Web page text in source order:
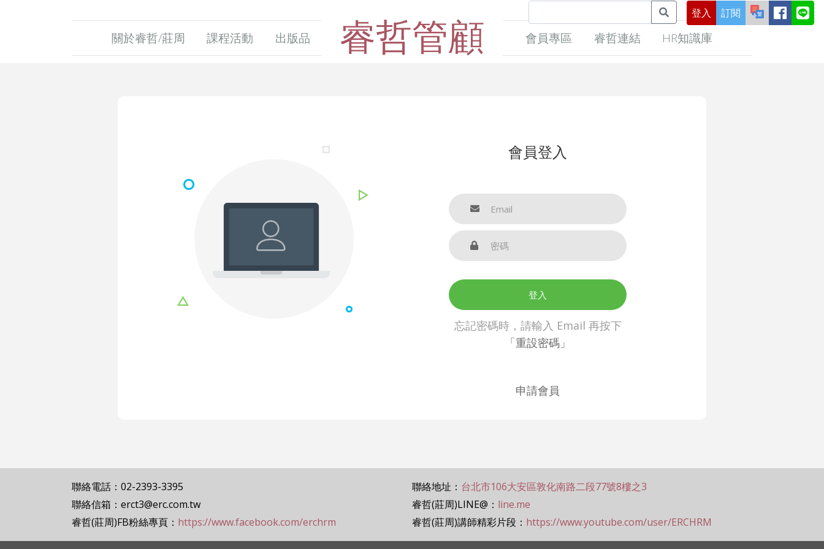
訂閱
登入
睿哲管顧
關於睿哲/莊周 課程活動 出版品 會員專區 睿哲連結 HR知識庫
會員登入
登入
忘記密碼時，請輸入 Email 再按下
「重設密碼」
申請會員
聯絡電話：02-2393-3395 聯絡地址： 台北市106大安區敦化南路二段77號8樓之3
聯絡信箱：erct3@erc.com.tw
睿哲(莊周)LINE@： line.me
睿哲(莊周)FB粉絲專頁： https://www.facebook.com/erchrm 睿哲(莊周)講師精彩片段： https://www.youtube.com/user/ERCHRM